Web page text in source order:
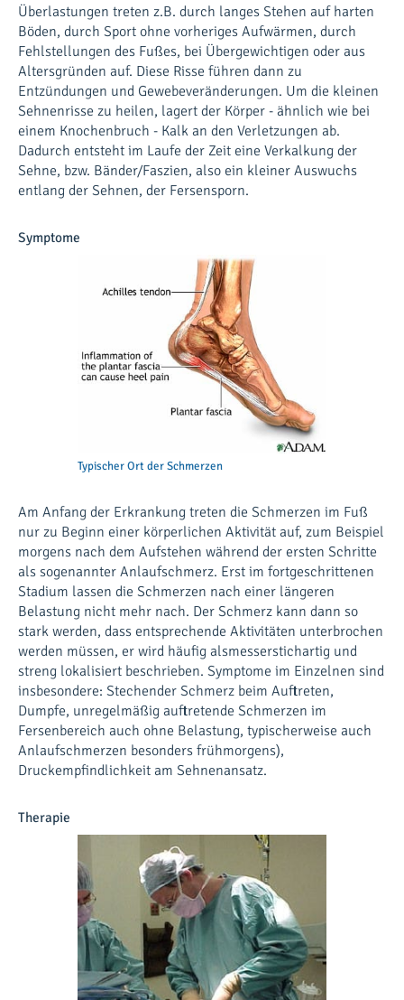
Überlastungen treten z.B. durch langes Stehen auf harten
Böden, durch Sport ohne vorheriges Aufwärmen, durch
Fehlstellungen des Fußes, bei Übergewichtigen oder aus
Altersgründen auf. Diese Risse führen dann zu
Entzündungen und Gewebeveränderungen. Um die kleinen
Sehnenrisse zu heilen, lagert der Körper - ähnlich wie bei
einem Knochenbruch - Kalk an den Verletzungen ab.
Dadurch entsteht im Laufe der Zeit eine Verkalkung der
Sehne, bzw. Bänder/Faszien, also ein kleiner Auswuchs
entlang der Sehnen, der Fersensporn.
Symptome
Typischer Ort der Schmerzen
Am Anfang der Erkrankung treten die Schmerzen im Fuß
nur zu Beginn einer körperlichen Aktivität auf, zum Beispiel
morgens nach dem Aufstehen während der ersten Schritte
als sogenannter Anlaufschmerz. Erst im fortgeschrittenen
Stadium lassen die Schmerzen nach einer längeren
Belastung nicht mehr nach. Der Schmerz kann dann so
stark werden, dass entsprechende Aktivitäten unterbrochen
werden müssen, er wird häufig alsmesserstichartig und
streng lokalisiert beschrieben. Symptome im Einzelnen sind
insbesondere: Stechender Schmerz beim Auftreten,
Dumpfe, unregelmäßig auftretende Schmerzen im
Fersenbereich auch ohne Belastung, typischerweise auch
Anlaufschmerzen besonders frühmorgens),
Druckempfindlichkeit am Sehnenansatz.
Therapie